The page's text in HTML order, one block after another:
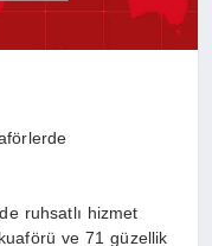
ruhsatlı hizmet
ve 71 güzellik